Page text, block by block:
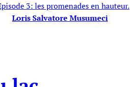
3: les promenades en hauteur.
Loris Salvatore Musumeci